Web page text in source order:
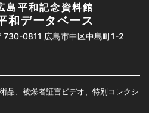
島平和記念資料館
和データベース
730-0811 広島市中区中島町1-2
品、被爆者証言ビデオ、特別コレクシ